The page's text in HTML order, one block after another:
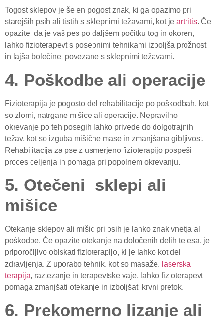
Togost sklepov je še en pogost znak, ki ga opazimo pri
starejših psih ali tistih s sklepnimi težavami, kot je artritis. Če
opazite, da je vaš pes po daljšem počitku tog in okoren,
lahko fizioterapevt s posebnimi tehnikami izboljša prožnost
in lajša bolečine, povezane s sklepnimi težavami.
4. Poškodbe ali operacije
Fizioterapija je pogosto del rehabilitacije po poškodbah, kot
so zlomi, natrgane mišice ali operacije. Nepravilno
okrevanje po teh posegih lahko privede do dolgotrajnih
težav, kot so izguba mišične mase in zmanjšana gibljivost.
Rehabilitacija za pse z usmerjeno fizioterapijo pospeši
proces celjenja in pomaga pri popolnem okrevanju.
5. Otečeni sklepi ali
mišice
Otekanje sklepov ali mišic pri psih je lahko znak vnetja ali
poškodbe. Če opazite otekanje na določenih delih telesa, je
priporočljivo obiskati fizioterapijo, ki je lahko kot del
zdravljenja. Z uporabo tehnik, kot so masaže, laserska
terapija, raztezanje in terapevtske vaje, lahko fizioterapevt
pomaga zmanjšati otekanje in izboljšati krvni pretok.
6. Prekomerno lizanje ali